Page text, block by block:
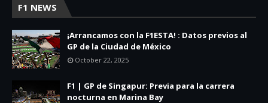
F1 NEWS
¡Arrancamos con la F1ESTA! : Datos previos al
GP de la Ciudad de México
October 22, 2025
F1 | GP de Singapur: Previa para la carrera
nocturna en Marina Bay